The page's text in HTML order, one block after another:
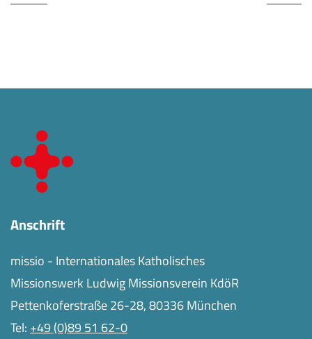
Anschrift
missio - Internationales Katholisches
Missionswerk Ludwig Missionsverein KdöR
Pettenkoferstraße 26-28, 80336 München
Tel: +49 (0)89 51 62-0